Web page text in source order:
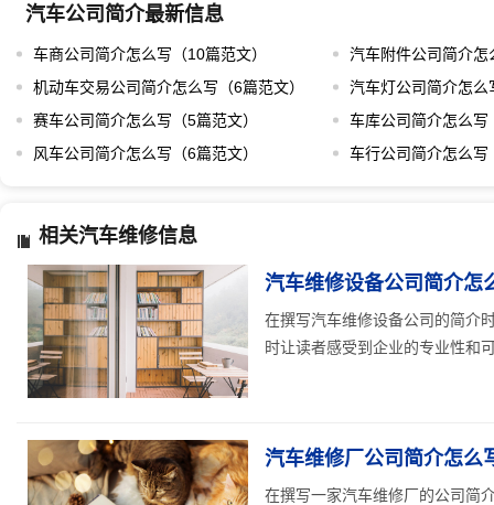
汽车公司简介最新信息
车商公司简介怎么写（10篇范文）
汽车附件公司简介
机动车交易公司简介怎么写（6篇范文）
汽车灯公司简介怎么
赛车公司简介怎么写（5篇范文）
车库公司简介怎么写
风车公司简介怎么写（6篇范文）
车行公司简介怎么写
相关汽车维修信息
汽车维修设备公司简介怎
在撰写汽车维修设备公司的简介
时让读者感受到企业的专业性和
汽车维修厂公司简介怎么
在撰写一家汽车维修厂的公司简